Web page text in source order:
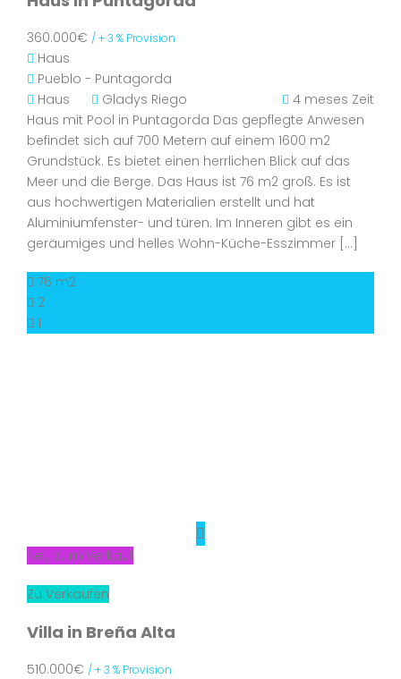
360.000€ / + 3 % Provision
Haus
Pueblo - Puntagorda
Haus
Gladys Riego
4 meses Zeit
Haus mit Pool in Puntagorda Das gepflegte Anwesen
befindet sich auf 700 Metern auf einem 1600 m2
Grundstück. Es bietet einen herrlichen Blick auf das
Meer und die Berge. Das Haus ist 76 m2 groß. Es ist
aus hochwertigen Materialien erstellt und hat
Aluminiumfenster- und türen. Im Inneren gibt es ein
geräumiges und helles Wohn-Küche-Esszimmer […]
76 m2
2
1
Neu zum Verkauf
Zu Verkaufen
Villa in Breña Alta
510.000€ / + 3 % Provision